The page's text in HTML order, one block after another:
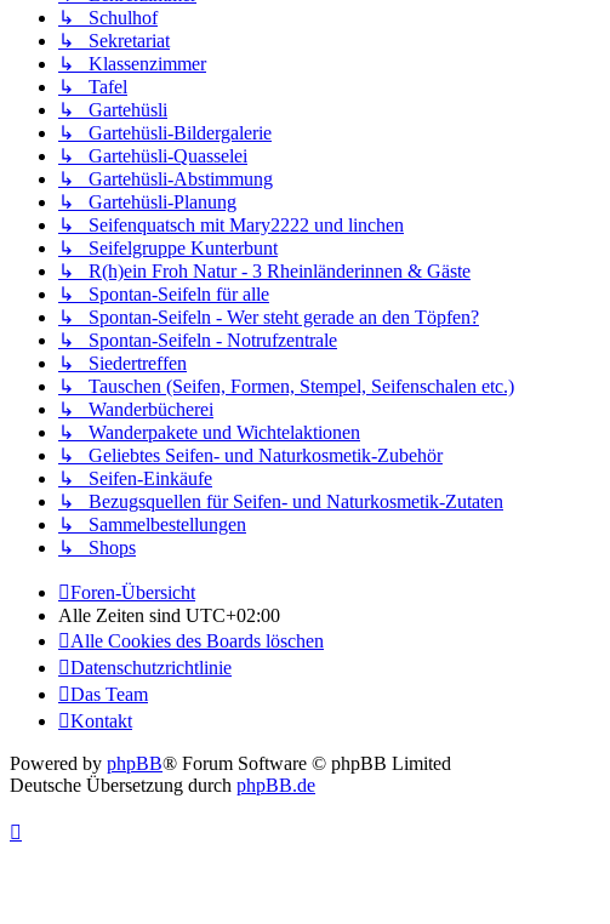
↳ Schulhof
↳ Sekretariat
↳ Klassenzimmer
↳ Tafel
↳ Gartehüsli
↳ Gartehüsli-Bildergalerie
↳ Gartehüsli-Quasselei
↳ Gartehüsli-Abstimmung
↳ Gartehüsli-Planung
↳ Seifenquatsch mit Mary2222 und linchen
↳ Seifelgruppe Kunterbunt
↳ R(h)ein Froh Natur - 3 Rheinländerinnen & Gäste
↳ Spontan-Seifeln für alle
↳ Spontan-Seifeln - Wer steht gerade an den Töpfen?
↳ Spontan-Seifeln - Notrufzentrale
↳ Siedertreffen
↳ Tauschen (Seifen, Formen, Stempel, Seifenschalen etc.)
↳ Wanderbücherei
↳ Wanderpakete und Wichtelaktionen
↳ Geliebtes Seifen- und Naturkosmetik-Zubehör
↳ Seifen-Einkäufe
↳ Bezugsquellen für Seifen- und Naturkosmetik-Zutaten
↳ Sammelbestellungen
↳ Shops
Foren-Übersicht
Alle Zeiten sind UTC+02:00
Alle Cookies des Boards löschen
Datenschutzrichtlinie
Das Team
Kontakt
Powered by phpBB® Forum Software © phpBB Limited
Deutsche Übersetzung durch phpBB.de